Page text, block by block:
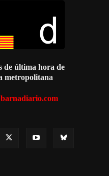
de última hora de
metropolitana